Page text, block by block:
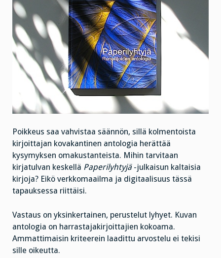
Poikkeus saa vahvistaa säännön, sillä kolmentoista
kirjoittajan kovakantinen antologia herättää
kysymyksen omakustanteista. Mihin tarvitaan
kirjatulvan keskellä Paperilyhtyjä-julkaisun kaltaisia
kirjoja? Eikö verkkomaailma ja digitaalisuus tässä
tapauksessa riittäisi.
Vastaus on yksinkertainen, perustelut lyhyet. Kuvan
antologia on harrastajakirjoittajien kokoama.
Ammattimaisin kriteerein laadittu arvostelu ei tekisi
sille oikeutta.